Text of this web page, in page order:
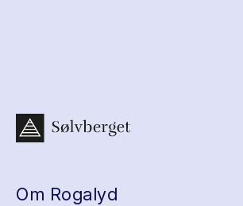
Om Rogalyd